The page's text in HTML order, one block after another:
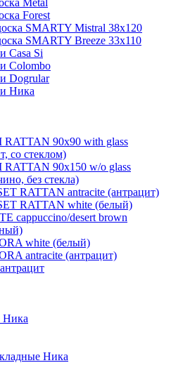
Metal
Forest
SMARTY Mistral 38x120
SMARTY Breeze 33х110
Casa Si
Colombo
Dogrular
Ника
90х90 with glass
со стеклом)
90х150 w/o glass
без стекла)
RATTAN antracite (антрацит)
RATTAN white (белый)
cappuccino/desert brown
white (белый)
antracite (антрацит)
Ника
Ника